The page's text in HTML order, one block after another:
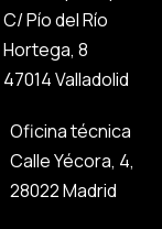
C/ Pío del Río
Hortega, 8
47014 Valladolid
Oficina técnica
Calle Yécora, 4,
28022 Madrid